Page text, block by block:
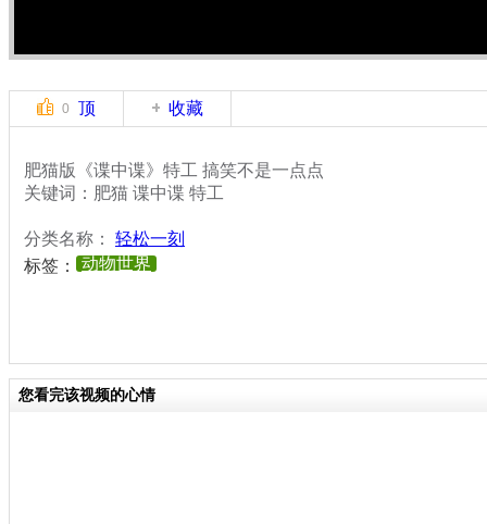
0 顶 收藏
肥猫版《谍中谍》特工 搞笑不是一点点
关键词：肥猫 谍中谍 特工
分类名称： 轻松一刻
标签：
动物世界
您看完该视频的心情